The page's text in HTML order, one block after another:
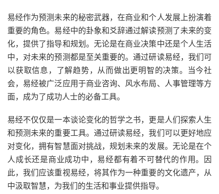
易经作为预测未来的秘密武器，在商业和个人发展上扮演着
重要的角色。易经中的卦象和爻辞通过解读预测了未来的变
化，提供了指导和规划。无论是在商业决策中还是个人生活
中，对未来的预测都是至关重要的。通过研读易经，我们可
以获取信息，了解趋势，从而做出更明智的决策。当今社
会，易经被广泛应用于商业咨询、风水布局、人事管理等方
面，成为了成功人士的必备工具。
易经不仅仅是一本谈论变化的哲学之书，更是人们探索人生
和预测未来的重要工具。通过研读易经，我们可以更好地应
对变化，拥有智慧面对挑战，规划未来的发展。无论是在个
人成长还是商业成功中，易经都有着不可替代的作用。因
此，我们应该重视易经，将其作为一种重要的文化遗产，从
中汲取智慧，为我们的生活和事业提供指导。